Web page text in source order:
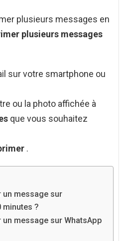
plusieurs messages en
plusieurs messages
sur votre smartphone ou
ou la photo affichée à
que vous souhaitez
.
un message sur
minutes ?
message sur WhatsApp